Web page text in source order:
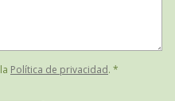
Política de privacidad. *